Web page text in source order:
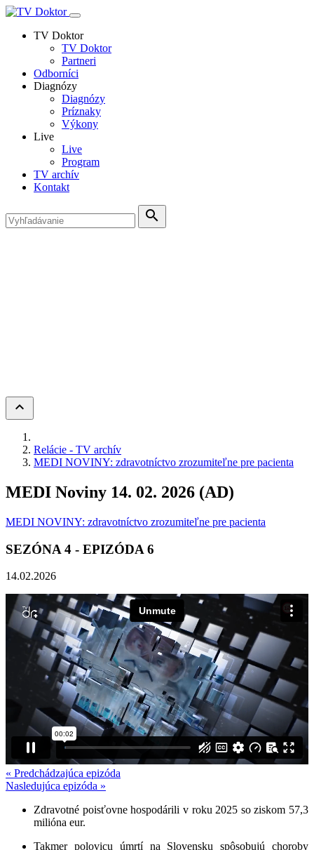
TV Doktor
TV Doktor
Partneri
Odborníci
Diagnózy
Diagnózy
Príznaky
Výkony
Live
Live
Program
TV archív
Kontakt
search
keyboard_arrow_up
Relácie - TV archív
MEDI NOVINY: zdravotníctvo zrozumiteľne pre pacienta
MEDI Noviny 14. 02. 2026 (AD)
MEDI NOVINY: zdravotníctvo zrozumiteľne pre pacienta
SEZÓNA 4 - EPIZÓDA 6
14.02.2026
« Predchádzajúca epizóda
Nasledujúca epizóda »
Zdravotné poisťovne hospodárili v roku 2025 so ziskom 57,3
milióna eur.
Takmer polovicu úmrtí na Slovensku spôsobujú choroby